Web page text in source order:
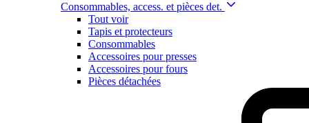
Consommables, access. et pièces det.
Tout voir
Tapis et protecteurs
Consommables
Accessoires pour presses
Accessoires pour fours
Pièces détachées